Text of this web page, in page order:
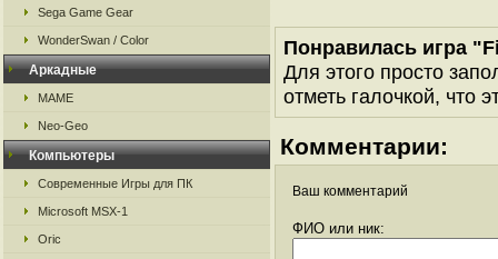
Sega Game Gear
WonderSwan / Color
Аркадные
MAME
Neo-Geo
Компьютеры
Современные Игры для ПК
Microsoft MSX-1
Oric
Понравилась игра
Для этого просто
отметь галочкой, что
Комментарии:
Ваш комментарий
ФИО или ник: